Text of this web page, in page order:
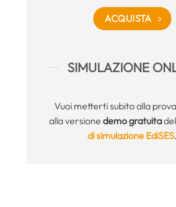
ACQUISTA
SIMULAZIONE
Vuoi metterti subito alla
alla versione demo gratuitadel
di simulazione EdiSES.